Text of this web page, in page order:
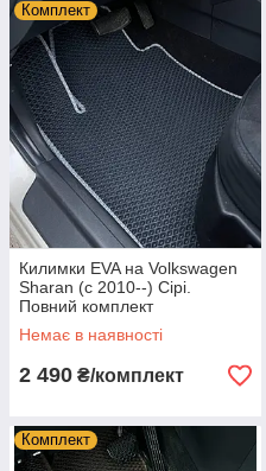
Комплект
Килимки EVA на Volkswagen
Sharan (c 2010--) Сірі.
Повний комплект
Немає в наявності
2 490 ₴/комплект
Комплект